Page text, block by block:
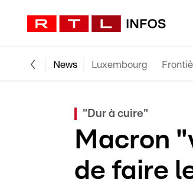
News Luxembourg
"Dur à cuire"
Macron
de faire